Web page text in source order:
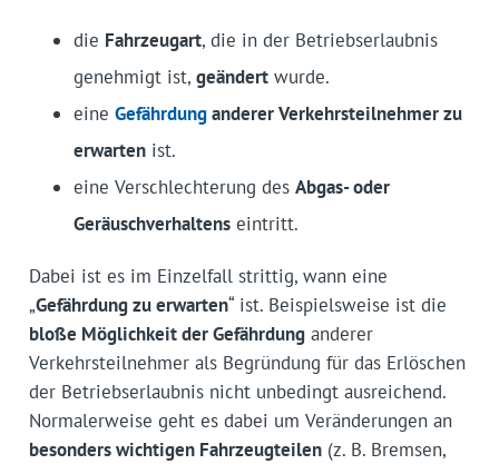
die Fahrzeugart, die in der Betriebserlaubnis
genehmigt ist, geändertwurde.
eine Gefährdunganderer Verkehrsteilnehmer zu
erwartenist.
eine Verschlechterung des Abgas- oder
Geräuschverhaltenseintritt.
Dabei ist es im Einzelfall strittig, wann eine
„Gefährdung zu erwarten“ ist. Beispielsweise ist die
bloße Möglichkeit der Gefährdunganderer
Verkehrsteilnehmer als Begründung für das Erlöschen
der Betriebserlaubnis nicht unbedingt ausreichend.
Normalerweise geht es dabei um Veränderungen an
besonders wichtigen Fahrzeugteilen(z. B. Bremsen,